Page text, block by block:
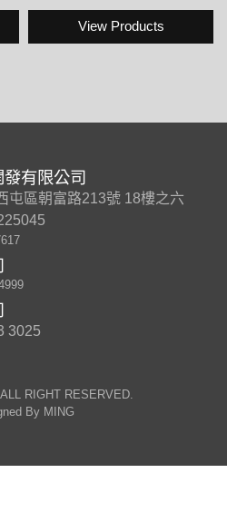
View Products
有限公司
屯區朝富路213號 18樓之六
3025
RIGHT RESERVED.
By MING